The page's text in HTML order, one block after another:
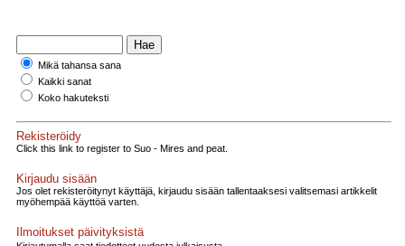
Mikä tahansa sana
Kaikki sanat
Koko hakuteksti
Rekisteröidy
Click this link to register to Suo - Mires and peat.
Kirjaudu sisään
Jos olet rekisteröitynyt käyttäjä, kirjaudu sisään tallentaaksesi valitsemasi artikkelit
myöhempää käyttöä varten.
Ilmoitukset päivityksistä